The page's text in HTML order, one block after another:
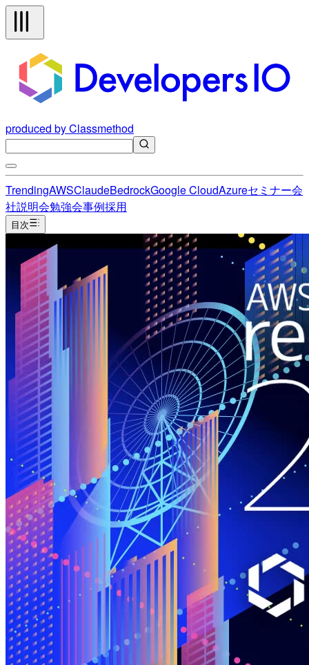
produced by Classmethod
TrendingAWSClaudeBedrockGoogle CloudAzureセミナー会
社説明会勉強会事例採用
目次